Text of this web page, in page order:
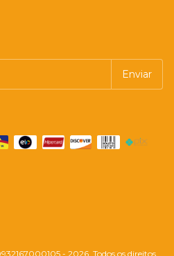
- 2026. Todos os direitos